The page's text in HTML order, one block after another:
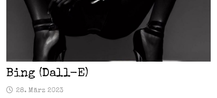
Bing (Dall-E)
28. März 2023